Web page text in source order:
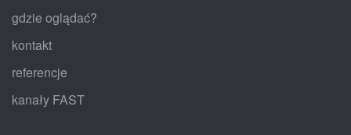
gdzie oglądać?
kontakt
referencje
kanały FAST